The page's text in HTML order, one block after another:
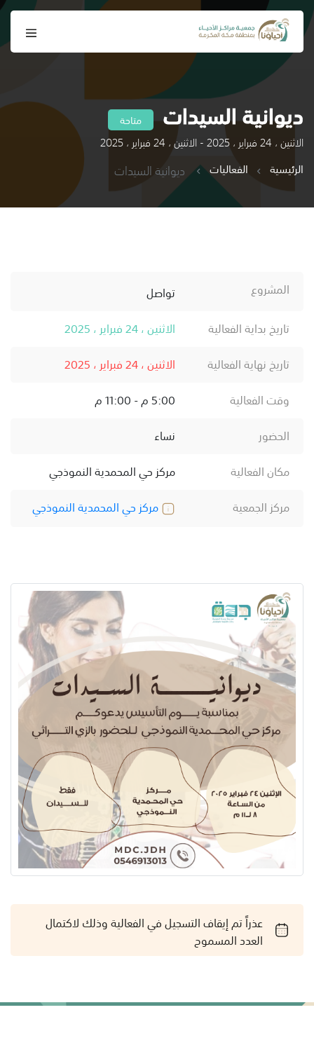
ديوانية السيدات متاحة
الاثنين ، 24 فبراير ، 2025 - الاثنين ، 24 فبراير ، 2025
الرئيسية
الفعاليات ديوانية السيدات
المشروع
تواصل
تاريخ بداية الفعالية
الاثنين ، 24 فبراير ، 2025
تاريخ نهاية الفعالية
الاثنين ، 24 فبراير ، 2025
وقت الفعالية
5:00 م - 11:00 م
الحضور
نساء
مكان الفعالية
مركز حي المحمدية النموذجي
مركز الجمعية
مركز حي المحمدية النموذجي
عذراً تم إيقاف التسجيل في الفعالية وذلك لاكتمال
العدد المسموح